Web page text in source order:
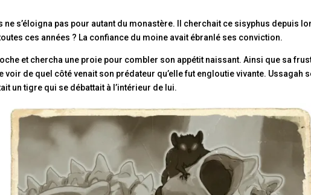
s’éloigna pas pour autant du monastère. Il cherchait ce sisyphus depuis
ces années ? La confiance du moine avait ébranlé ses conviction.
et chercha une proie pour combler son appétit naissant. Ainsi que sa
voir de quel côté venait son prédateur qu’elle fut engloutie vivante.
un tigre qui se débattait à l’intérieur de lui.